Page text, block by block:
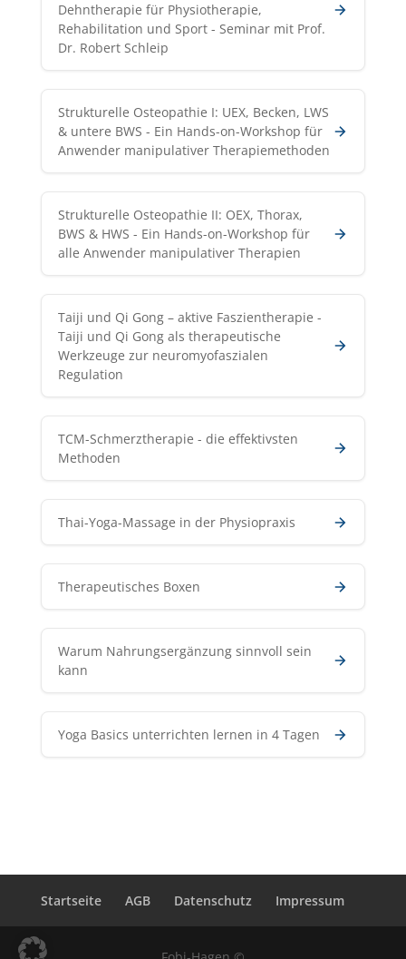
Dehntherapie für Physiotherapie,
Rehabilitation und Sport - Seminar mit Prof.
Dr. Robert Schleip
Strukturelle Osteopathie I: UEX, Becken, LWS
& untere BWS - Ein Hands-on-Workshop für
Anwender manipulativer Therapiemethoden
Strukturelle Osteopathie II: OEX, Thorax,
BWS & HWS - Ein Hands-on-Workshop für
alle Anwender manipulativer Therapien
Taiji und Qi Gong – aktive Faszientherapie -
Taiji und Qi Gong als therapeutische
Werkzeuge zur neuromyofaszialen
Regulation
TCM-Schmerztherapie - die effektivsten
Methoden
Thai-Yoga-Massage in der Physiopraxis
Therapeutisches Boxen
Warum Nahrungsergänzung sinnvoll sein
kann
Yoga Basics unterrichten lernen in 4 Tagen
Startseite AGB Datenschutz Impressum